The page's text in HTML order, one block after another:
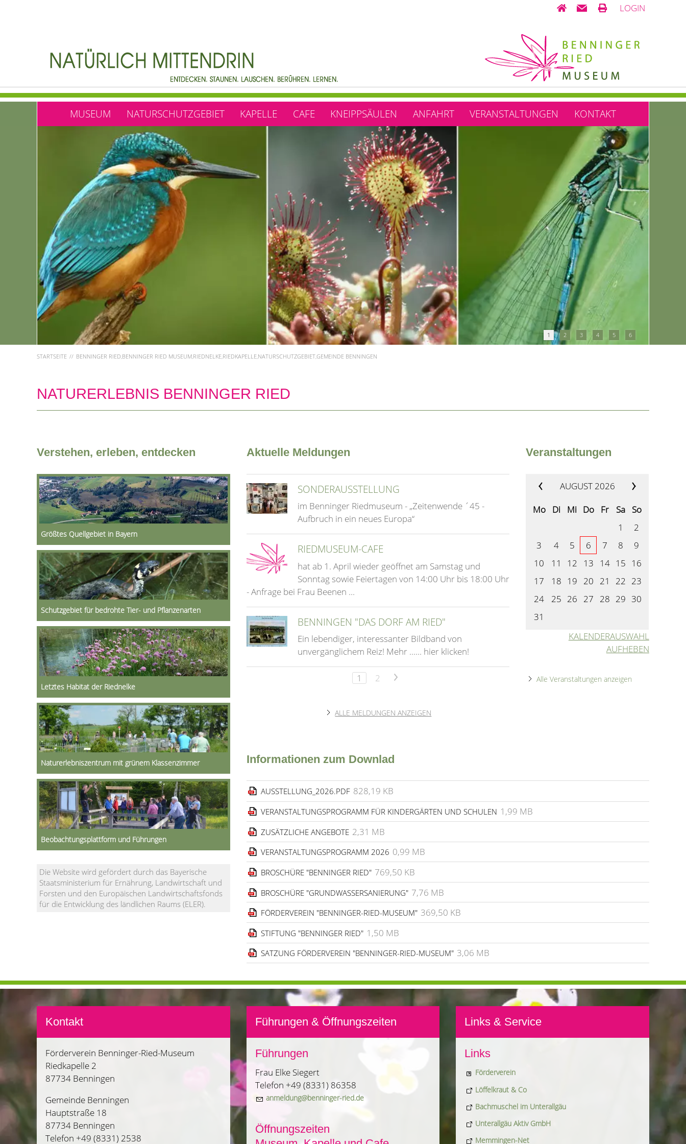
LOGIN
MUSEUM NATURSCHUTZGEBIET KAPELLE CAFE KNEIPPSÄULEN ANFAHRT VERANSTALTUNGEN KONTAKT
1 2 3 4 5 6
STARTSEITE BENNINGER RIED,BENNINGER RIED MUSEUM,RIEDNELKE,RIEDKAPELLE,NATURSCHUTZGEBIET,GEMEINDE BENNINGEN
NATURERLEBNIS BENNINGER RIED
Verstehen, erleben, entdecken
Größtes Quellgebiet in Bayern
Schutzgebiet für bedrohte Tier- und Pflanzenarten
Letztes Habitat der Riednelke
Naturerlebniszentrum mit grünem Klassenzimmer
Beobachtungsplattform und Führungen
Die Website wird gefördert durch das Bayerische
Staatsministerium für Ernährung, Landwirtschaft und
Forsten und den Europäischen Landwirtschaftsfonds
für die Entwicklung des ländlichen Raums (ELER).
Aktuelle Meldungen
SONDERAUSSTELLUNG
im Benninger Riedmuseum - „Zeitenwende ´45 -
Aufbruch in ein neues Europa“
RIEDMUSEUM-CAFE
hat ab 1. April wieder geöffnet am Samstag und
Sonntag sowie Feiertagen von 14:00 Uhr bis 18:00 Uhr
- Anfrage bei Frau Beenen ...
BENNINGEN "DAS DORF AM RIED"
Ein lebendiger, interessanter Bildband von
unvergänglichem Reiz! Mehr ...... hier klicken!
1 2 >
ALLE MELDUNGEN ANZEIGEN
Veranstaltungen
AUGUST 2026
Mo
Di Mi Do Fr Sa
So
1
2
3
4 5 6 7 8
9
10
11 12 13 14 15 16
17
18 19 20 21 22 23
24
25 26 27 28 29 30
31
KALENDERAUSWAHL
AUFHEBEN
Alle Veranstaltungen anzeigen
Informationen zum Downlad
AUSSTELLUNG_2026.PDF 828,19 KB
VERANSTALTUNGSPROGRAMM FÜR KINDERGÄRTEN UND SCHULEN 1,99 MB
ZUSÄTZLICHE ANGEBOTE 2,31 MB
VERANSTALTUNGSPROGRAMM 2026 0,99 MB
BROSCHÜRE "BENNINGER RIED" 769,50 KB
BROSCHÜRE "GRUNDWASSERSANIERUNG" 7,76 MB
FÖRDERVEREIN "BENNINGER-RIED-MUSEUM" 369,50 KB
STIFTUNG "BENNINGER RIED" 1,50 MB
SATZUNG FÖRDERVEREIN "BENNINGER-RIED-MUSEUM" 3,06 MB
Kontakt
Förderverein Benninger-Ried-Museum
Riedkapelle 2
87734 Benningen
Gemeinde Benningen
Hauptstraße 18
87734 Benningen
Telefon +49 (8331) 2538
Führungen & Öffnungszeiten
Führungen
Frau Elke Siegert
Telefon +49 (8331) 86358
nm ld ng b nnng r-r dd
Öffnungszeiten
Links & Service
Links
Förderverein
Löffelkraut & Co
Bachmuschel im Unterallgäu
Unterallgäu Aktiv GmbH
Memmingen-Net